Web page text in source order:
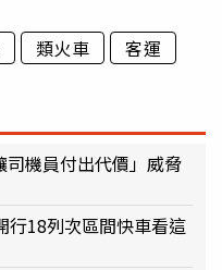
類火車 客運
機員付出代價」威脅
18列次區間快車看這